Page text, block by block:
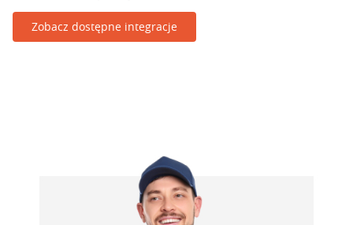
Zobacz dostępne integracje